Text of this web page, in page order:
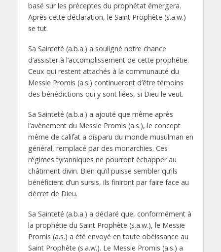
basé sur les préceptes du prophétat émergera.
Après cette déclaration, le Saint Prophète (s.a.w.)
se tut.
Sa Sainteté (a.b.a.) a souligné notre chance
d’assister à l’accomplissement de cette prophétie.
Ceux qui restent attachés à la communauté du
Messie Promis (a.s.) continueront d’être témoins
des bénédictions qui y sont liées, si Dieu le veut.
Sa Sainteté (a.b.a.) a ajouté que même après
l’avènement du Messie Promis (a.s.), le concept
même de califat a disparu du monde musulman en
général, remplacé par des monarchies. Ces
régimes tyranniques ne pourront échapper au
châtiment divin. Bien qu’il puisse sembler qu’ils
bénéficient d’un sursis, ils finiront par faire face au
décret de Dieu.
Sa Sainteté (a.b.a.) a déclaré que, conformément à
la prophétie du Saint Prophète (s.a.w.), le Messie
Promis (a.s.) a été envoyé en toute obéissance au
Saint Prophète (s.a.w.). Le Messie Promis (a.s.) a